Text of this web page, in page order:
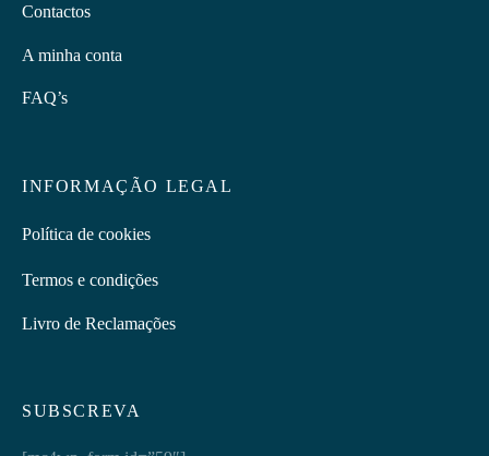
SUBSCREVA
Contactos
A minha conta
FAQ’s
INFORMAÇÃO LEGAL
Política de cookies
Termos e condições
Livro de Reclamações